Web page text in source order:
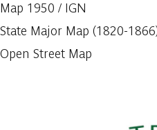
Map 1950 / IGN
State Major Map (1820-
Open Street Map